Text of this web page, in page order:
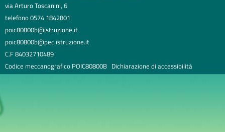
via Arturo Toscanini, 6
telefono 0574 1842801
poic80800b@istruzione.it
poic80800b@pec.istruzione.it
C.F 84032710489
Codice meccanografico POIC80800B Dichiarazione di accessibilità